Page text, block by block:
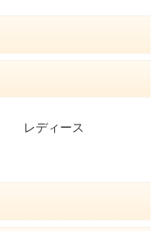
レディース